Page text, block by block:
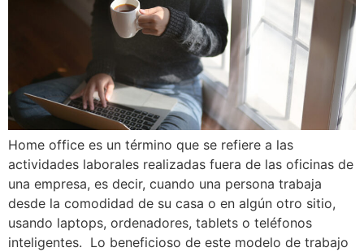
Home office es un término que se refiere a las
actividades laborales realizadas fuera de las oficinas de
una empresa, es decir, cuando una persona trabaja
desde la comodidad de su casa o en algún otro sitio,
usando laptops, ordenadores, tablets o teléfonos
inteligentes. Lo beneficioso de este modelo de trabajo